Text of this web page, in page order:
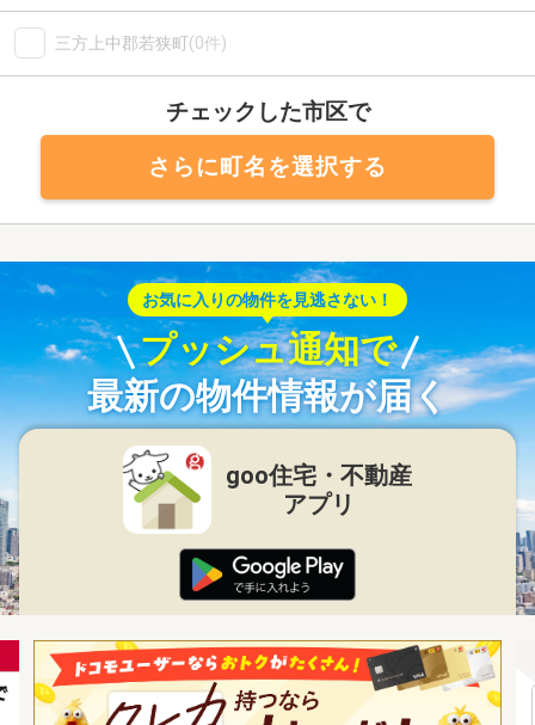
三方上中郡若狭町(0件)
チェックした市区で
さらに町名を選択する
お気に入りの物件を見逃さない！
プッシュ通知で
最新の物件情報が届く
goo住宅・不動産
アプリ